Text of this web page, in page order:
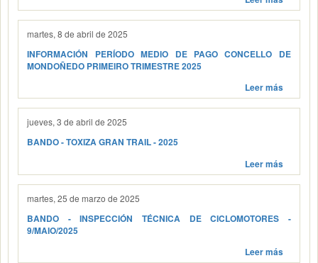
martes, 8 de abril de 2025
INFORMACIÓN PERÍODO MEDIO DE PAGO CONCELLO DE
MONDOÑEDO PRIMEIRO TRIMESTRE 2025
Leer más
jueves, 3 de abril de 2025
BANDO - TOXIZA GRAN TRAIL - 2025
Leer más
martes, 25 de marzo de 2025
BANDO - INSPECCIÓN TÉCNICA DE CICLOMOTORES -
9/MAIO/2025
Leer más